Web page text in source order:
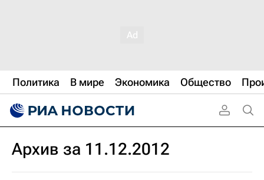
Политика В мире Экономика Общество
Архив за 11.12.2012